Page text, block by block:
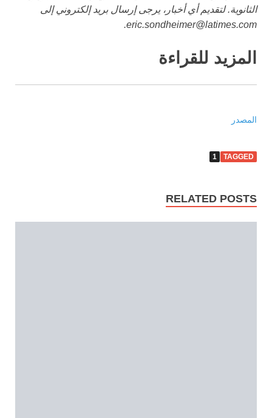
الثانوية. لتقديم أي أخبار، يرجى إرسال بريد إلكتروني إلى
eric.sondheimer@latimes.com
.
المزيد للقراءة
المصدر
TAGGED
1
RELATED POSTS